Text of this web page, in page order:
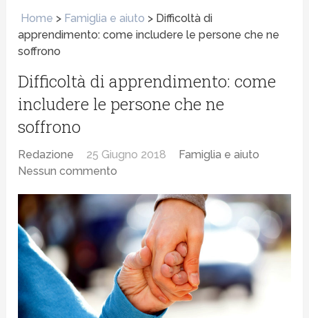
Home > Famiglia e aiuto > Difficoltà di
apprendimento: come includere le persone che ne
soffrono
Difficoltà di apprendimento: come
includere le persone che ne
soffrono
Redazione 25 Giugno 2018
Famiglia e aiuto
Nessun commento